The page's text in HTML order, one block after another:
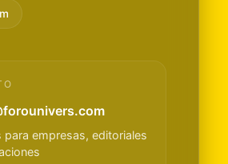
para empresas, editoriales